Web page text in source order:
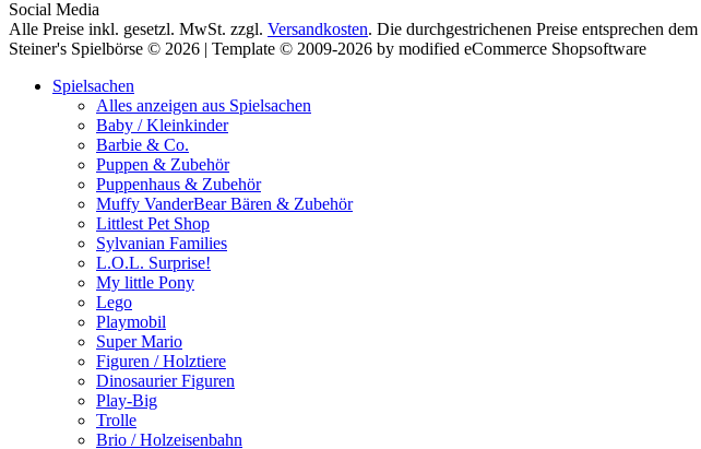
Social Media
Alle Preise inkl. gesetzl. MwSt. zzgl. Versandkosten. Die durchgestrichenen Preise entsprechen
Steiner's Spielbörse © 2026 | Template © 2009-2026 by modified eCommerce Shopsoftware
Spielsachen
Alles anzeigen aus Spielsachen
Baby / Kleinkinder
Barbie & Co.
Puppen & Zubehör
Puppenhaus & Zubehör
Muffy VanderBear Bären & Zubehör
Littlest Pet Shop
Sylvanian Families
L.O.L. Surprise!
My little Pony
Lego
Playmobil
Super Mario
Figuren / Holztiere
Dinosaurier Figuren
Play-Big
Trolle
Brio / Holzeisenbahn